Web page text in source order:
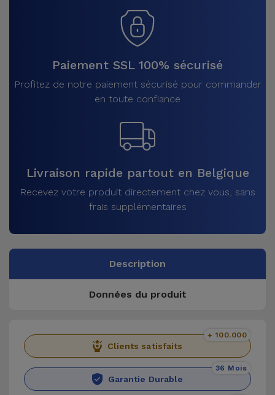
Paiement SSL 100% sécurisé
Profitez de notre paiement sécurisé pour commander
en toute confiance
Livraison rapide partout en Belgique
Recevez votre produit directement chez vous, sans
frais supplémentaires
Description
Données du produit
Clients satisfaits
+ 100.000
Garantie Durable
36 Mois